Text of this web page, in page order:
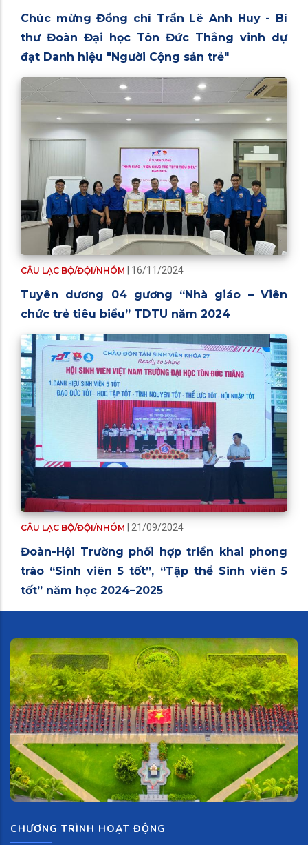
Chúc mừng Đồng chí Trần Lê Anh Huy - Bí
thư Đoàn Đại học Tôn Đức Thắng vinh dự
đạt Danh hiệu "Người Cộng sản trẻ"
CÂU LẠC BỘ/ĐỘI/NHÓM | 16/11/2024
Tuyên dương 04 gương “Nhà giáo – Viên
chức trẻ tiêu biểu” TDTU năm 2024
CÂU LẠC BỘ/ĐỘI/NHÓM | 21/09/2024
Đoàn-Hội Trường phối hợp triển khai phong
trào “Sinh viên 5 tốt”, “Tập thể Sinh viên 5
tốt” năm học 2024–2025
CHƯƠNG TRÌNH HOẠT ĐỘNG